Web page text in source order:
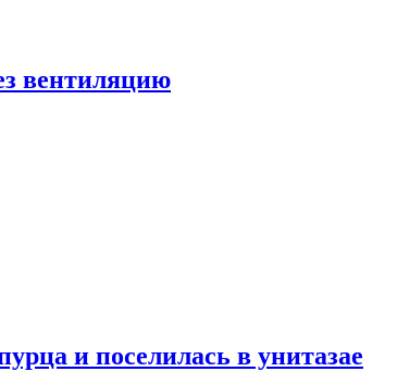
вентиляцию
и поселилась в унитазае